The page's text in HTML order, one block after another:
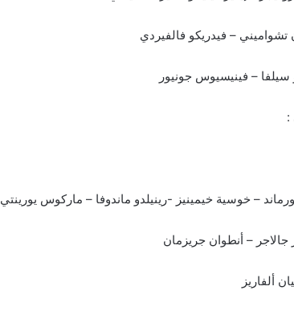
– فيدريكو فالفيردي
– فينيسيوس جونيور
:
– خوسية خيمينيز -رينيلدو ماندوفا – ماركوس يورينتي
– أنطوان جريزمان
ألفاريز